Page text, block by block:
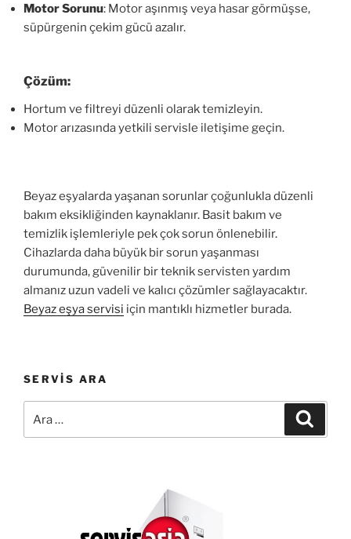
Motor Sorunu: Motor aşınmış veya hasar görmüşse,
süpürgenin çekim gücü azalır.
Çözüm:
Hortum ve filtreyi düzenli olarak temizleyin.
Motor arızasında yetkili servisle iletişime geçin.
Beyaz eşyalarda yaşanan sorunlar çoğunlukla düzenli
bakım eksikliğinden kaynaklanır. Basit bakım ve
temizlik işlemleriyle pek çok sorun önlenebilir.
Cihazlarda daha büyük bir sorun yaşanması
durumunda, güvenilir bir teknik servisten yardım
almanız uzun vadeli ve kalıcı çözümler sağlayacaktır.
Beyaz eşya servisi için mantıklı hizmetler burada.
SERVIS ARA